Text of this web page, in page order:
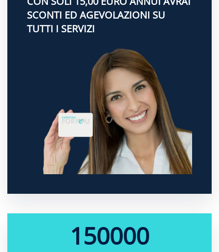
SCONTI ED AGEVOLAZIONI SU
TUTTI I SERVIZI
150000